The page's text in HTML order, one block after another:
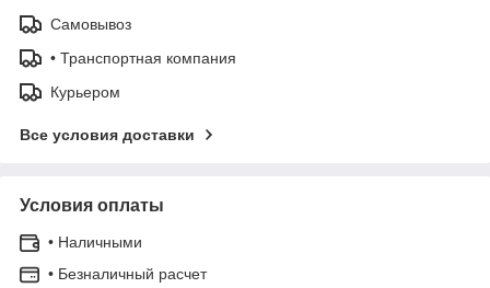
Самовывоз
• Транспортная компания
Курьером
Все условия доставки
Условия оплаты
• Наличными
• Безналичный расчет